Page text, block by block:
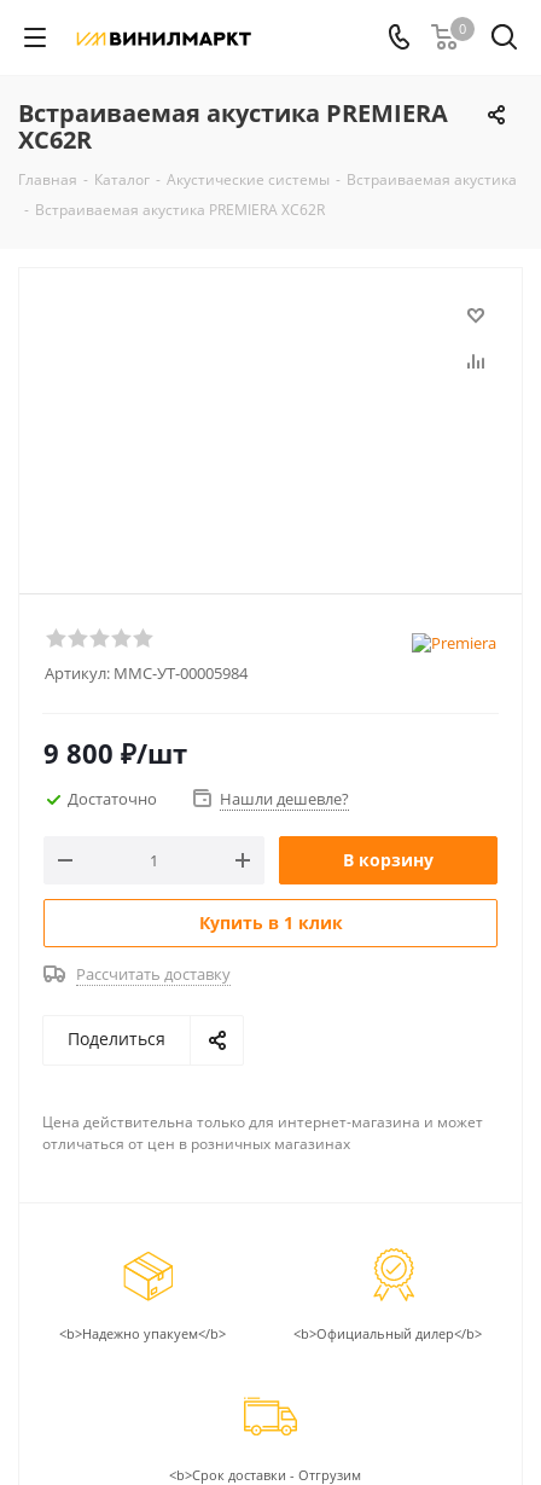
0
Встраиваемая акустика PREMIERA
XC62R
Главная - Каталог - Акустические системы - Встраиваемая акустика
- Встраиваемая акустика PREMIERA XC62R
Артикул: MMC-УТ-00005984
9 800 ₽/шт
Достаточно Нашли дешевле?
В корзину
Купить в 1 клик
Рассчитать доставку
Поделиться
Цена действительна только для интернет-магазина и может
отличаться от цен в розничных магазинах
<b>Надежно упакуем</b> <b>Официальный дилер</b>
<b>Срок доставки - Отгрузим